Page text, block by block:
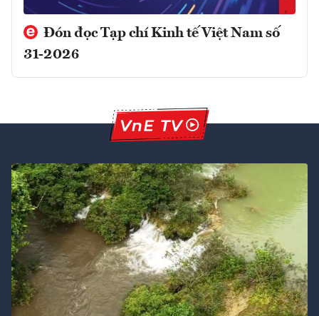
Đón đọc Tạp chí Kinh tế Việt Nam số
31-2026